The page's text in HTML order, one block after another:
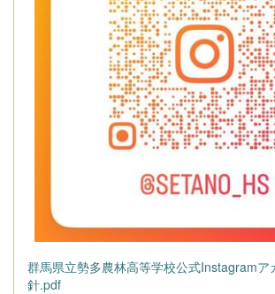
群馬県立勢多農林高等学校公式Instagramア
針.pdf